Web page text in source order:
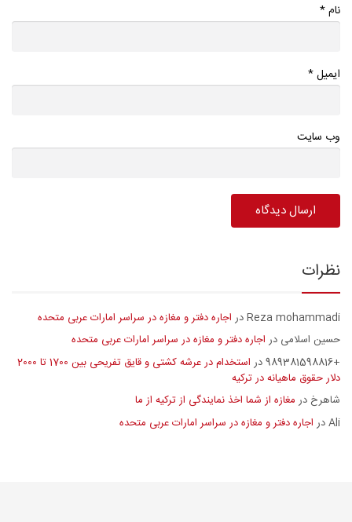
نام*
ایمیل*
وب سایت
نظرات
Reza mohammadiدر اجاره دفتر و مغازه در سراسر امارات عربی متحده
حسین اسلامی در اجاره دفتر و مغازه در سراسر امارات عربی متحده
+989381598816
در
استخدام در عرشه کشتی و قایق تفریحی بین 1700 تا 2000
دلار حقوق ماهیانه در ترکیه
شاهرخ در مغازه از شما اخذ نمایندگی از ترکیه از ما
Aliدر اجاره دفتر و مغازه در سراسر امارات عربی متحده